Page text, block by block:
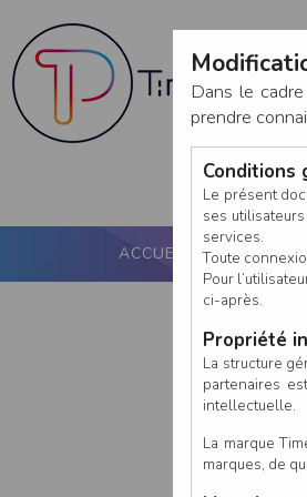
ACCUEIL PUCE
Dans le
prendre
Le présent
ses
services.
Toute
Pour
ci-après.
Propriété
La structure
partenaires
intellectuelle.
La marque
marques, de